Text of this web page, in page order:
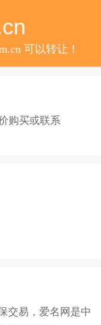
可以转让！
购买或联系
交易，爱名网是中